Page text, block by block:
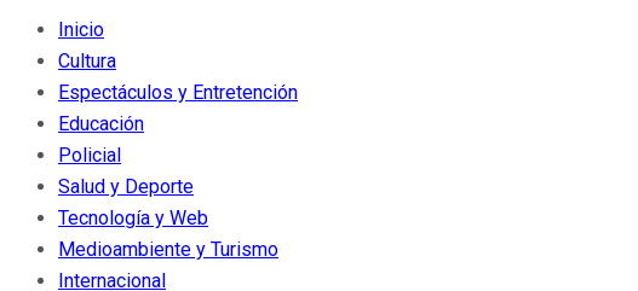
Inicio
Cultura
Espectáculos y Entretención
Educación
Policial
Salud y Deporte
Tecnología y Web
Medioambiente y Turismo
Internacional